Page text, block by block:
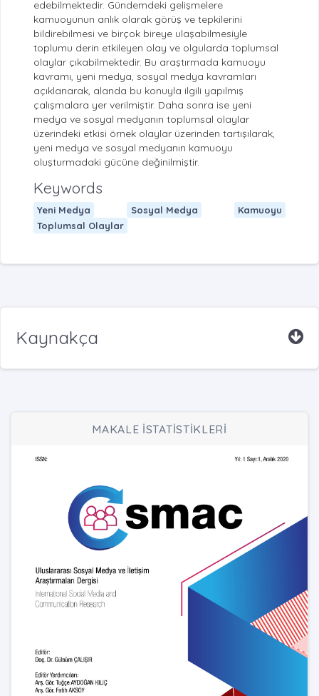
edebilmektedir. Gündemdeki gelişmelere
kamuoyunun anlık olarak görüş ve tepkilerini
bildirebilmesi ve birçok bireye ulaşabilmesiyle
toplumu derin etkileyen olay ve olgularda toplumsal
olaylar çıkabilmektedir. Bu araştırmada kamuoyu
kavramı, yeni medya, sosyal medya kavramları
açıklanarak, alanda bu konuyla ilgili yapılmış
çalışmalara yer verilmiştir. Daha sonra ise yeni
medya ve sosyal medyanın toplumsal olaylar
üzerindeki etkisi örnek olaylar üzerinden tartışılarak,
yeni medya ve sosyal medyanın kamuoyu
oluşturmadaki gücüne değinilmiştir.
Keywords
Yeni Medya Sosyal Medya
Kamuoyu
Toplumsal Olaylar
Kaynakça
MAKALE İSTATİSTİKLERİ